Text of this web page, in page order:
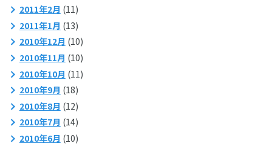
2011年2月 (11)
2011年1月 (13)
2010年12月 (10)
2010年11月 (10)
2010年10月 (11)
2010年9月 (18)
2010年8月 (12)
2010年7月 (14)
2010年6月 (10)